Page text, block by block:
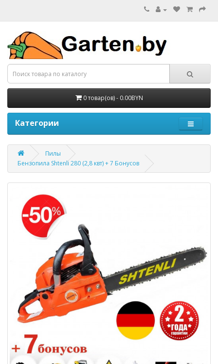
0 товар(ов) - 0.00BYN
Категории
Пилы
Бензопила Shtenli 280 (2,8 квт) + 7 Бонусов